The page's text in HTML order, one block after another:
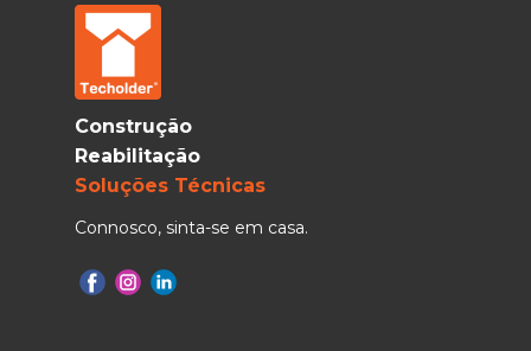
Construção
Reabilitação
Soluções Técnicas
Connosco, sinta-se em casa.